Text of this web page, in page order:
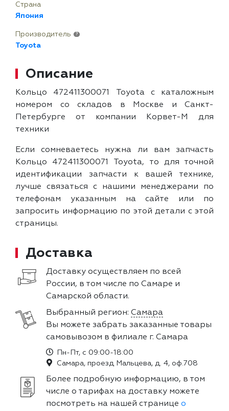
Страна
Япония
Производитель ?
Toyota
Описание
Кольцо 472411300071 Toyota с каталожным
номером со складов в Москве и Санкт-
Петербурге от компании Корвет-М для
техники
Если сомневаетесь нужна ли вам запчасть
Кольцо 472411300071 Toyota, то для точной
идентификации запчасти к вашей технике,
лучше связаться с нашими менеджерами по
телефонам указанным на сайте или по
запросить информацию по этой детали с этой
страницы.
Доставка
Доставку осуществляем по всей
России, в том числе по Самаре и
Самарской области.
Выбранный регион: Самара
Вы можете забрать заказанные товары
самовывозом в филиале г. Самара
Пн-Пт, с 09:00-18:00
Самара, проезд Мальцева, д. 4, оф.708
Более подробную информацию, в том
числе о тарифах на доставку можете
посмотреть на нашей странице о